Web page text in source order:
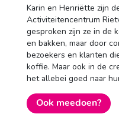
Wonen
Dagbesteding
Behandelingen
Contact
Karin en Henriëtte zijn
Activiteitencentrum
gesproken zijn ze in de
en bakken, maar door
bezoekers en klanten
koffie. Maar ook in de
het allebei goed naar
Ook meedoen?